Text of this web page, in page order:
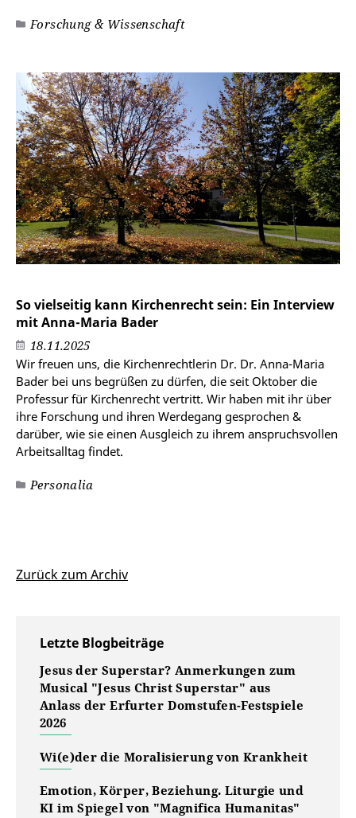
Forschung & Wissenschaft
So vielseitig kann Kirchenrecht sein: Ein Interview
mit Anna-Maria Bader
18.11.2025
Wir freuen uns, die Kirchenrechtlerin Dr. Dr. Anna-Maria
Bader bei uns begrüßen zu dürfen, die seit Oktober die
Professur für Kirchenrecht vertritt. Wir haben mit ihr über
ihre Forschung und ihren Werdegang gesprochen &
darüber, wie sie einen Ausgleich zu ihrem anspruchsvollen
Arbeitsalltag findet.
Personalia
Zurück zum Archiv
Letzte Blogbeiträge
Jesus der Superstar? Anmerkungen zum
Musical "Jesus Christ Superstar" aus
Anlass der Erfurter Domstufen-Festspiele
2026
Wi(e)der die Moralisierung von Krankheit
Emotion, Körper, Beziehung. Liturgie und
KI im Spiegel von "Magnifica Humanitas"